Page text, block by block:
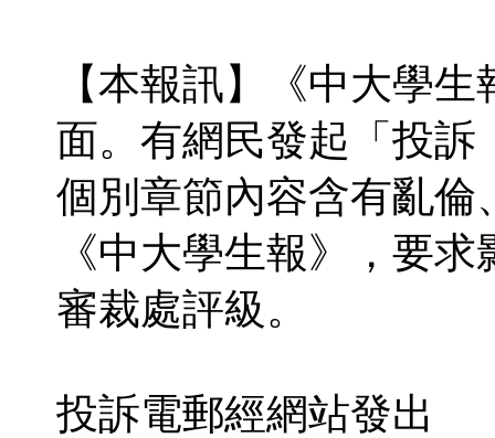
【本報訊】《中大學
面。有網民發起「投訴
個別章節內容含有亂倫
《中大學生報》，要
審裁處評級。
投訴電郵經網站發出